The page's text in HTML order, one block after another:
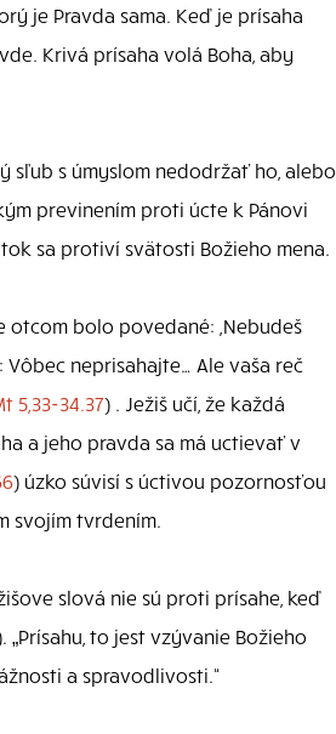
je Pravda sama. Keď je prísaha
Krivá prísaha volá Boha, aby
sľub s úmyslom nedodržať ho, alebo
previnením proti úcte k Pánovi
sa protiví svätosti Božieho mena.
otcom bolo povedané: ,Nebudeš
Vôbec neprisahajte… Ale vaša reč
5,33-34.37) . Ježiš učí, že každá
a jeho pravda sa má uctievať v
) úzko súvisí s úctivou pozornosťou
svojím tvrdením.
slová nie sú proti prísahe, keď
to jest vzývanie Božieho
a spravodlivosti.“